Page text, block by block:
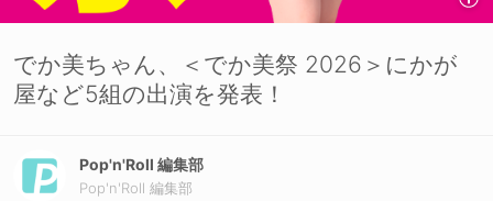
でか美ちゃん、＜でか美祭 2026＞にかが
屋など5組の出演を発表！
Pop'n'Roll 編集部
Pop'n'Roll 編集部